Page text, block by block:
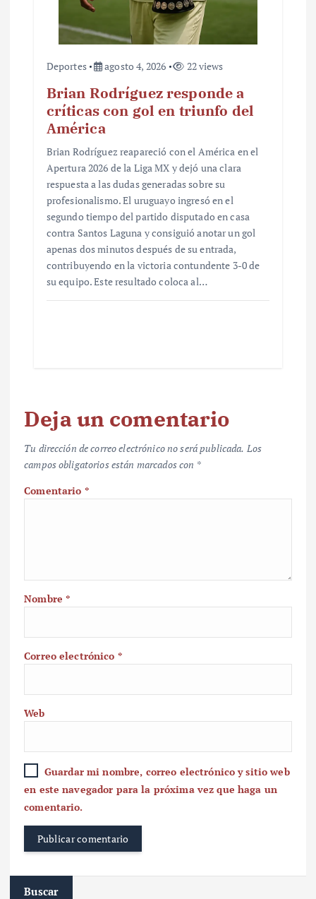
Deportes agosto 4, 2026 22 views
Brian Rodríguez responde a
críticas con gol en triunfo del
América
Brian Rodríguez reapareció con el América en el
Apertura 2026 de la Liga MX y dejó una clara
respuesta a las dudas generadas sobre su
profesionalismo. El uruguayo ingresó en el
segundo tiempo del partido disputado en casa
contra Santos Laguna y consiguió anotar un gol
apenas dos minutos después de su entrada,
contribuyendo en la victoria contundente 3-0 de
su equipo. Este resultado coloca al…
Deja un comentario
Tu dirección de correo electrónico no será publicada. Los
campos obligatorios están marcados con *
Comentario *
Nombre*
Correo electrónico *
Web
Guardar mi nombre, correo electrónico y sitio web
en este navegador para la próxima vez que haga un
comentario.
Buscar